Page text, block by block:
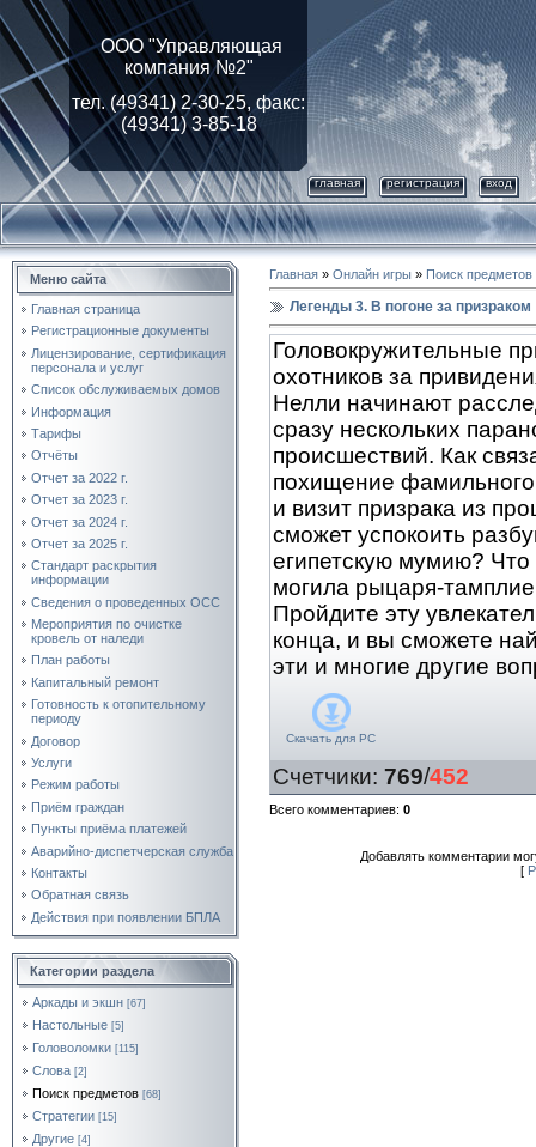
ООО "Управляющая
компания №2"
тел. (49341) 2-30-25, факс:
(49341) 3-85-18
главная регистрация вход
Меню сайта
Главная страница
Регистрационные документы
Лицензирование, cертификация
персонала и услуг
Список обслуживаемых домов
Информация
Тарифы
Отчёты
Отчет за 2022 г.
Отчет за 2023 г.
Отчет за 2024 г.
Отчет за 2025 г.
Стандарт раскрытия
информации
Сведения о проведенных ОСС
Мероприятия по очистке
кровель от наледи
План работы
Капитальный ремонт
Готовность к отопительному
периоду
Договор
Услуги
Режим работы
Приём граждан
Пункты приёма платежей
Аварийно-диспетчерская служба
Контакты
Обратная связь
Действия при появлении БПЛА
Категории раздела
Аркады и экшн [67]
Настольные [5]
Головоломки [115]
Слова [2]
Поиск предметов [68]
Стратегии [15]
Другие [4]
Главная » Онлайн игры » Поиск предметов
Легенды 3. В погоне за призраком
Головокружительные
охотников за
Нелли начинают
сразу нескольких
происшествий. Как
похищение
и визит призрака из
сможет успокоить
египетскую мумию? Что
могила рыцаря-
Пройдите эту
конца, и вы сможете
эти и многие другие
Скачать для PC
Счетчики: 769/452
Всего комментариев: 0
Добавлять комментарии
[